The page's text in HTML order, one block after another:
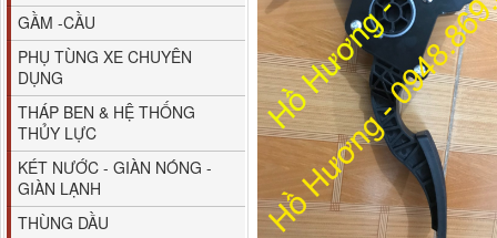
GẦM -CẦU
PHỤ TÙNG XE CHUYÊN
DỤNG
THÁP BEN & HỆ THỐNG
THỦY LỰC
KÉT NƯỚC - GIÀN NÓNG -
GIÀN LẠNH
THÙNG DẦU
80YHCB-60 Bơm xăng
dầu 60m3/h...